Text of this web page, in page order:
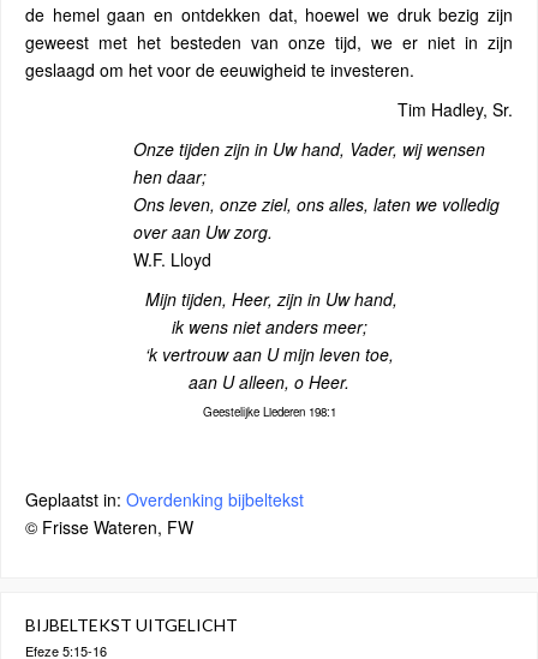
de hemel gaan en ontdekken dat, hoewel we druk bezig zijn
geweest met het besteden van onze tijd, we er niet in zijn
geslaagd om het voor de eeuwigheid te investeren.
Tim Hadley, Sr.
Onze tijden zijn in Uw hand, Vader, wij wensen
hen daar;
Ons leven, onze ziel, ons alles, laten we volledig
over aan Uw zorg.
W.F. Lloyd
Mijn tijden, Heer, zijn in Uw hand,
ik wens niet anders meer;
‘k vertrouw aan U mijn leven toe,
aan U alleen, o Heer.
Geestelijke Liederen 198:1
Geplaatst in: Overdenking bijbeltekst
© Frisse Wateren, FW
BIJBELTEKST UITGELICHT
Efeze 5:15-16